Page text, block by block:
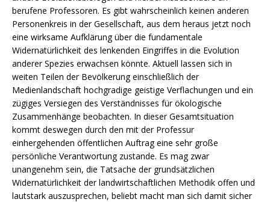
berufene Professoren. Es gibt wahrscheinlich keinen anderen
Personenkreis in der Gesellschaft, aus dem heraus jetzt noch
eine wirksame Aufklärung über die fundamentale
Widernatürlichkeit des lenkenden Eingriffes in die Evolution
anderer Spezies erwachsen könnte. Aktuell lassen sich in
weiten Teilen der Bevölkerung einschließlich der
Medienlandschaft hochgradige geistige Verflachungen und ein
zügiges Versiegen des Verständnisses für ökologische
Zusammenhänge beobachten. In dieser Gesamtsituation
kommt deswegen durch den mit der Professur
einhergehenden öffentlichen Auftrag eine sehr große
persönliche Verantwortung zustande. Es mag zwar
unangenehm sein, die Tatsache der grundsätzlichen
Widernatürlichkeit der landwirtschaftlichen Methodik offen und
lautstark auszusprechen, beliebt macht man sich damit sicher